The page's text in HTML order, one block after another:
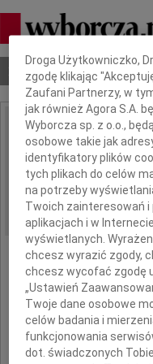
Nekrologi Odeszli
IMIĘ I NAZWISKO:
REGION: Łódź
DATA EMISJI:
Dbamy o Twoją
Droga Użytkowniczko,
zgodę klikając
Zaufani Partnerzy, w
jak również Agora S.A.
Wyborcza sp. z o.o.,
osobowe takie jak
identyfikatory plików
tych plikach do celów
na potrzeby
Twoich zainteresowań
aplikacjach i w
wyświetlanych.
chcesz wyrazić zgody,
chcesz wycofać zgodę
„Ustawień
Twoje dane osobowe
celów badania i
funkcjonowania
dot. świadczonych